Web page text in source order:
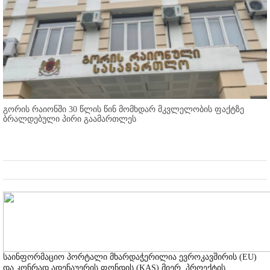
გორის რაიონში 30 წლის წინ მომხდარ მკვლელობის ფაქტზე
ბრალდებული პირი გაამართლეს
საინფორმაციო პორტალი მხარდაჭერილია ევროკავშირის (EU)
და კონრად ადენაუერის ფონდის (KAS) მიერ, პროექტის